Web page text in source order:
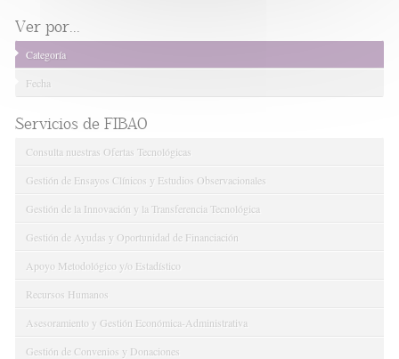
Ver por...
Categoría
Fecha
Servicios de FIBAO
Consulta nuestras Ofertas Tecnológicas
Gestión de Ensayos Clínicos y Estudios Observacionales
Gestión de la Innovación y la Transferencia Tecnológica
Gestión de Ayudas y Oportunidad de Financiación
Apoyo Metodológico y/o Estadístico
Recursos Humanos
Asesoramiento y Gestión Económica-Administrativa
Gestión de Convenios y Donaciones